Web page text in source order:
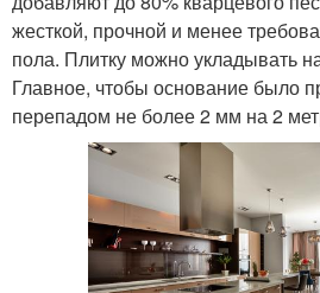
жесткой, прочной и менее
пола. Плитку можно укладывать
Главное, чтобы основание было
перепадом не более 2 мм на 2